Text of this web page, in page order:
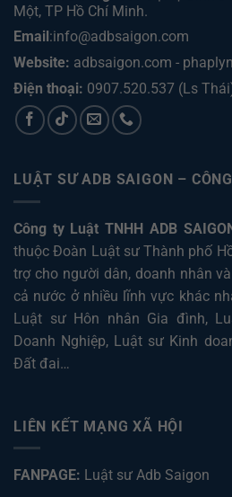
Một, TP Hồ Chí Minh.
Email :info@adbsaigon.com
Website: adbsaigon.com -
Điện thoại: 0907.520.537 (Ls
LUẬT SƯ ADB SAIGON –
Công ty Luật TNHH ADB
thuộc Đoàn Luật sư Thành phố
trợ cho người dân, doanh nhân
cả nước ở nhiều lĩnh vực khác
Luật sư Hôn nhân Gia đình,
Doanh Nghiệp, Luật sư Kinh
Đất đai…
LIÊN KẾT MẠNG XÃ HỘI
FANPAGE: Luật sư Adb Saigon